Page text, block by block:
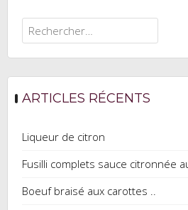
Rechercher :
ARTICLES RÉCENTS
Liqueur de citron
Fusilli complets sauce citronnée
Boeuf braisé aux carottes ..